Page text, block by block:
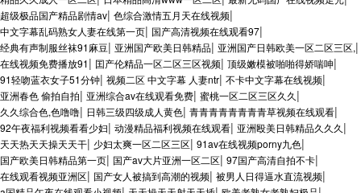
超级极品国产精品剧情av| 色综合激情五月天在线视频|
中文字幕乱码熟女人妻在线第一页| 国产高清视频在线观看97|
经典有声制服丝袜91麻豆| 亚洲国产欧美日韩精品| 亚洲国产日韩欧美一区二区三区,|
在线视频免费播放91| 囯产伦精品一区二区三区视频| 顶级嫩模被啪啪得娇喘呻|
91轻吻蓝衣女子51分钟| 视频二区 中文字幕 人妻ntr| 不卡中文字幕在线视频|
亚洲春色 偷拍自拍| 亚洲综合av在线观看免费| 蜜桃一区二区三区久久|
久久综合色,色噜噜| 日韩三级四级成人黄色| 青青青青青青青青草视频在线观看|
92午夜福利视频看看少妇| 动漫精品福利视频在线观看| 亚洲殴美日韩精品久久久|
天天热天天操天天干| 少妇太爽一区二区三区| 91av在线视频porny九色|
国产欧美日韩精品第一页| 国产av大片亚洲一区二区| 97国产高清自拍不卡|
在线观看视频亚洲区| 国产女人被搞到高潮的视频| 被男人日得逼水直流视频|